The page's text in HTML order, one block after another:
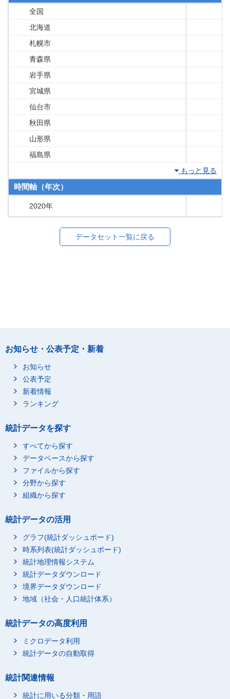
全国
北海道
札幌市
青森県
岩手県
宮城県
仙台市
秋田県
山形県
福島県
もっと見る
時間軸（年次）
2020年
データセット一覧に戻る
お知らせ・公表予定・新着
お知らせ
公表予定
新着情報
ランキング
統計データを探す
すべてから探す
データベースから探す
ファイルから探す
分野から探す
組織から探す
統計データの活用
グラフ(統計ダッシュボード)
時系列表(統計ダッシュボード)
統計地理情報システム
統計データダウンロード
境界データダウンロード
地域（社会・人口統計体系）
統計データの高度利用
ミクロデータ利用
統計データの自動取得
統計関連情報
統計に用いる分類・用語